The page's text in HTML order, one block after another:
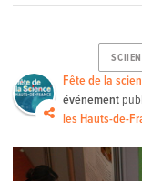
Fête de la
événement
les Hauts-de-